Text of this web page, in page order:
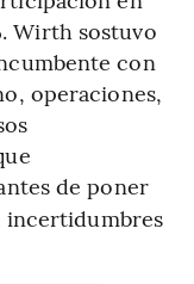
Wirth sostuvo
con
operaciones,
de poner
incertidumbres